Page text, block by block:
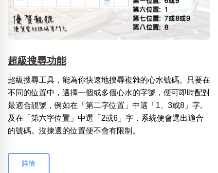
超級搜尋功能
超級搜尋工具，能為你快速地搜尋複雜的心水號碼。只要在
不同的位置中，選擇一個或多個心水的字號，便可即時配對
最適合靚號，例如在「第二字位置」中選「1、3或8」字,
及在「第六字位置」中選「2或6」字，系統便會選出適合
的號碼。沒揀選的位置便不會有限制。
詳情